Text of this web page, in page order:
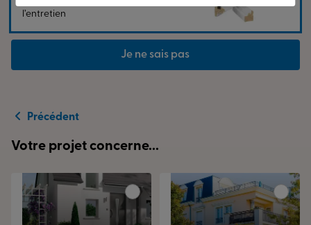
l’entretien
Je ne sais pas
Précédent
Votre projet concerne...